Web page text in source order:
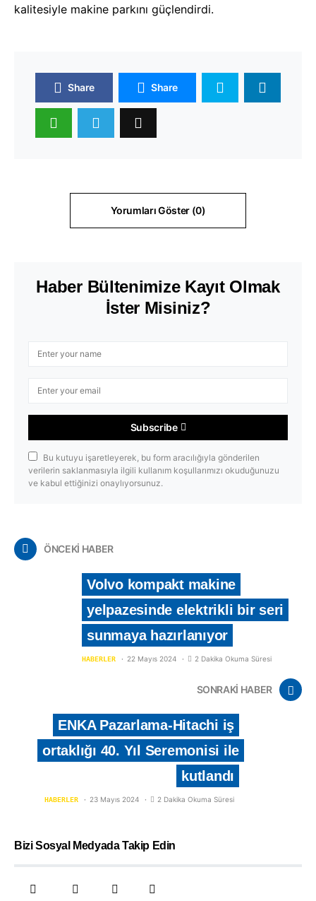
kalitesiyle makine parkını güçlendirdi.
Share Share
Yorumları Göster (0)
Haber Bültenimize Kayıt Olmak
İster Misiniz?
Subscribe
Bu kutuyu işaretleyerek, bu form aracılığıyla gönderilen
verilerin saklanmasıyla ilgili kullanım koşullarımızı okuduğunuzu
ve kabul ettiğinizi onaylıyorsunuz.
ÖNCEKİ HABER
Volvo kompakt makine
yelpazesinde elektrikli bir seri
sunmaya hazırlanıyor
HABERLER 22 Mayıs 2024 2 Dakika Okuma Süresi
SONRAKİ HABER
ENKA Pazarlama-Hitachi iş
ortaklığı 40. Yıl Seremonisi ile
kutlandı
HABERLER 23 Mayıs 2024 2 Dakika Okuma Süresi
Bizi Sosyal Medyada Takip Edin